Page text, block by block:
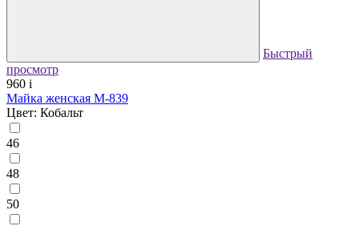
Быстрый
просмотр
960 i
Майка женская М-839
Цвет: Кобальт
46
48
50